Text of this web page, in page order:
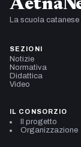
La scuola catanese
SEZIONI
Notizie
Normativa
Didattica
Video
IL CONSORZIO
Il progetto
Organizzazione